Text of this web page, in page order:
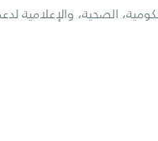
الصحية، والإعلامية